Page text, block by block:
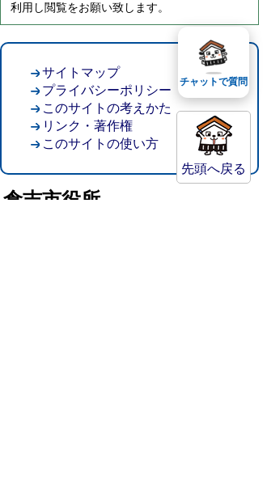
利用し閲覧をお願い致します。
先頭へ戻る
サイトマップ
プライバシーポリシー
このサイトの考えかた
リンク・著作権
このサイトの使い方
倉吉市役所
チャットで質問